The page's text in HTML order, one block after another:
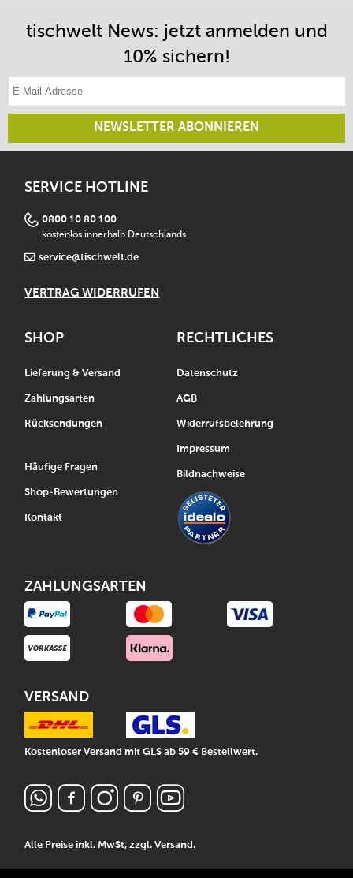
tischwelt News: jetzt anmelden und
10% sichern!
NEWSLETTER ABONNIEREN
SERVICE HOTLINE
0800 10 80 100
kostenlos innerhalb Deutschlands
service@tischwelt.de
VERTRAG WIDERRUFEN
SHOP
Lieferung & Versand
Zahlungsarten
Rücksendungen
Häufige Fragen
Shop-Bewertungen
Kontakt
Alle Preise inkl. MwSt, zzgl.Versand.
RECHTLICHES
Datenschutz
AGB
Widerrufsbelehrung
Impressum
Bildnachweise
ZAHLUNGSARTEN
VERSAND
Kostenloser Versand mit GLS ab 59 € Bestellwert.